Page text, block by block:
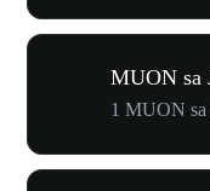
MUON sa
1 MUON